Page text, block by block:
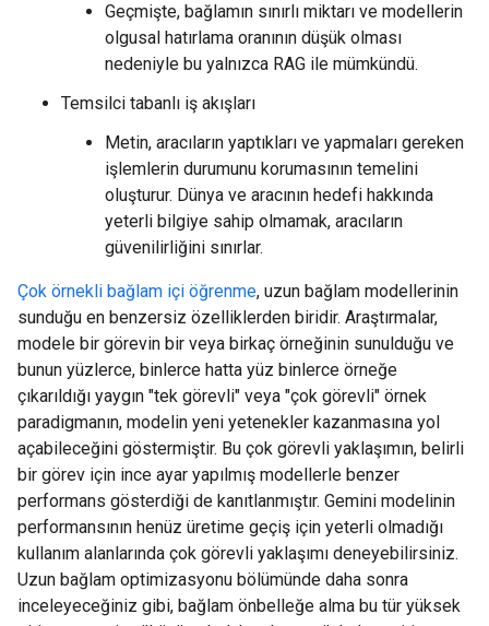
Geçmişte, bağlamın sınırlı miktarı ve modellerin
olgusal hatırlama oranının düşük olması
nedeniyle bu yalnızca RAG ile mümkündü.
Temsilci tabanlı iş akışları
Metin, aracıların yaptıkları ve yapmaları gereken
işlemlerin durumunu korumasının temelini
oluşturur. Dünya ve aracının hedefi hakkında
yeterli bilgiye sahip olmamak, aracıların
güvenilirliğini sınırlar.
Çok örnekli bağlam içi öğrenme, uzun bağlam modellerinin
sunduğu en benzersiz özelliklerden biridir. Araştırmalar,
modele bir görevin bir veya birkaç örneğinin sunulduğu ve
bunun yüzlerce, binlerce hatta yüz binlerce örneğe
çıkarıldığı yaygın "tek görevli" veya "çok görevli" örnek
paradigmanın, modelin yeni yetenekler kazanmasına yol
açabileceğini göstermiştir. Bu çok görevli yaklaşımın, belirli
bir görev için ince ayar yapılmış modellerle benzer
performans gösterdiği de kanıtlanmıştır. Gemini modelinin
performansının henüz üretime geçiş için yeterli olmadığı
kullanım alanlarında çok görevli yaklaşımı deneyebilirsiniz.
Uzun bağlam optimizasyonu bölümünde daha sonra
inceleyeceğiniz gibi, bağlam önbelleğe alma bu tür yüksek